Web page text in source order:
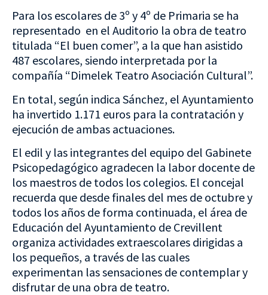
Para los escolares de 3º y 4º de Primaria se ha
representado en el Auditorio la obra de teatro
titulada “El buen comer”, a la que han asistido
487 escolares, siendo interpretada por la
compañía “Dimelek Teatro Asociación Cultural”.
En total, según indica Sánchez, el Ayuntamiento
ha invertido 1.171 euros para la contratación y
ejecución de ambas actuaciones.
El edil y las integrantes del equipo del Gabinete
Psicopedagógico agradecen la labor docente de
los maestros de todos los colegios. El concejal
recuerda que desde finales del mes de octubre y
todos los años de forma continuada, el área de
Educación del Ayuntamiento de Crevillent
organiza actividades extraescolares dirigidas a
los pequeños, a través de las cuales
experimentan las sensaciones de contemplar y
disfrutar de una obra de teatro.